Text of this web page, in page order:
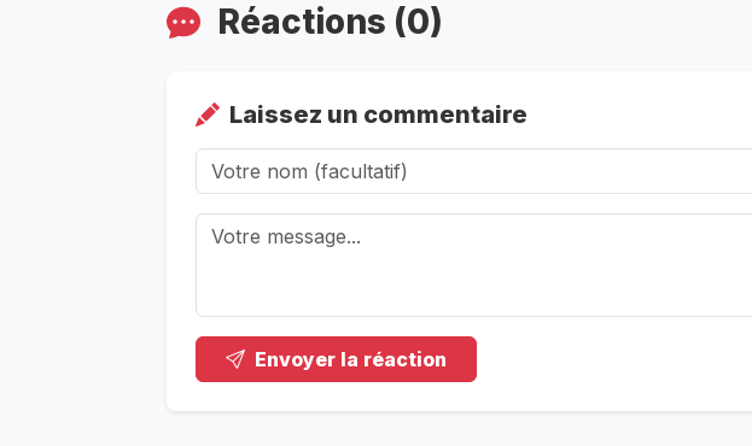
Réactions (0)
Laissez un commentaire
Envoyer la réaction